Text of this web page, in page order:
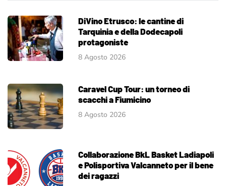
DiVino Etrusco: le cantine di
Tarquinia e della Dodecapoli
protagoniste
8 Agosto 2026
Caravel Cup Tour: un torneo di
scacchi a Fiumicino
8 Agosto 2026
Collaborazione BkL Basket Ladiapoli
e Polisportiva Valcanneto per il bene
dei ragazzi